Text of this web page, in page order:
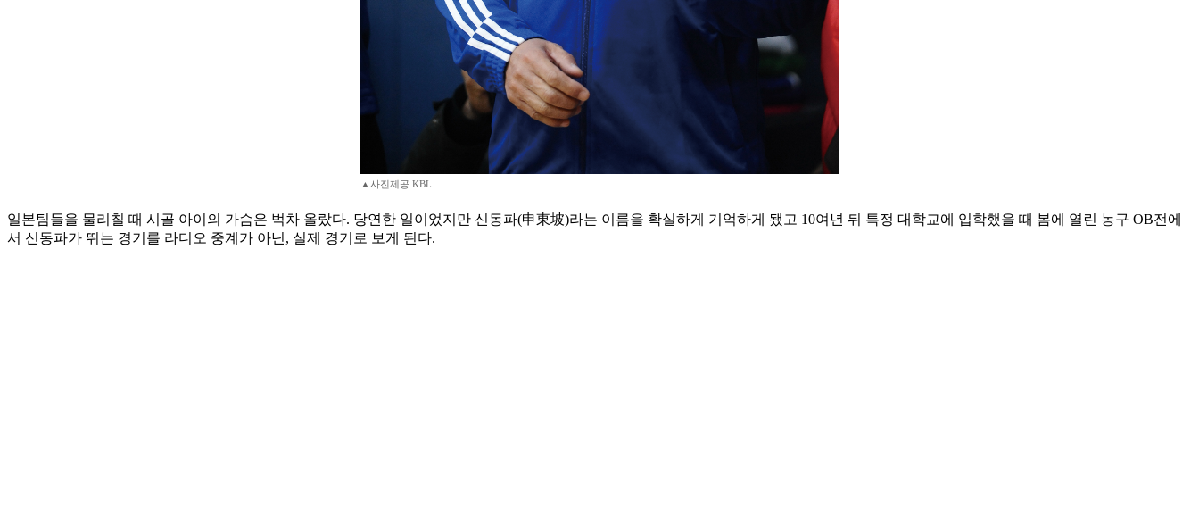
▲사진제공 KBL
일본팀들을 물리칠 때 시골 아이의 가슴은 벅차 올랐다. 당연한 일이었지만 신동파(申東坡)라는 이름을 확실하게 기억하게 됐고 10여년 뒤 특정 대학교에 입학했을 때 봄에 열린 농구 OB전에
서 신동파가 뛰는 경기를 라디오 중계가 아닌, 실제 경기로 보게 된다.